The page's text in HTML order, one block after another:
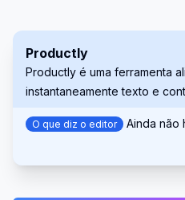
Productly
Productly é uma ferramenta
instantaneamente texto e
descrições de produtos,
O que diz o editor Ainda não